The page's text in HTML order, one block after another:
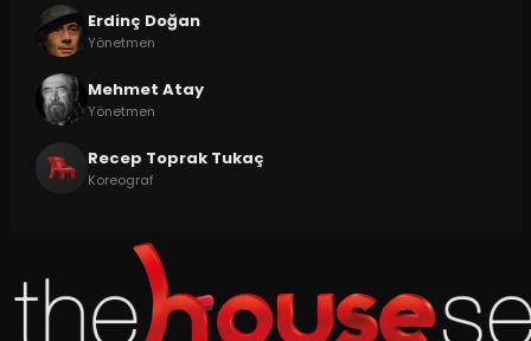
Erdinç Doğan
Yönetmen
Mehmet Atay
Yönetmen
Recep Toprak Tukaç
Koreograf